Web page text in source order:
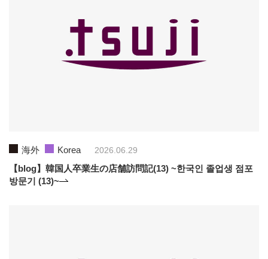
海外 Korea 2026.06.29
【blog】韓国人卒業生の店舗訪問記(13) ~한국인 졸업생 점포
방문기 (13)~